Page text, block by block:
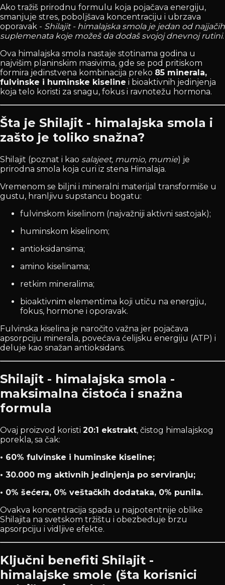
Ako tražiš prirodnu formulu koja pojačava energiju,
smanjuje stres, poboljšava koncentraciju i ubrzava
oporavak - Shilajit - himalajska smola je jedan od najjačih
suplemenata koje možeš da dodaš svojoj dnevnoj rutini.
Ova himalajska smola nastaje stotinama godina u
najvišim planinskim masivima, gde se pod pritiskom
formira jedinstvena kombinacija preko 85 minerala,
fulvinske i huminske kiseline i bioaktivnih jedinjenja
koja telo koristi za snagu, fokus i ravnotežu hormona.
Šta je Shilajit - himalajska smola i
zašto je toliko snažna?
Shilajit (poznat i kao salajeet, mumio, mumie) je
prirodna smola koja curi iz stena Himalaja.
Vremenom se biljni i mineralni materijal transformiše u
gustu, hranljivu supstancu bogatu:
fulvinskom kiselinom (najvažniji aktivni sastojak);
huminskom kiselinom;
antioksidansima;
amino kiselinama;
retkim mineralima;
bioaktivnim elementima koji utiču na energiju,
fokus, hormone i oporavak.
Fulvinska kiselina je naročito važna jer pojačava
apsorpciju minerala, povećava ćelijsku energiju (ATP) i
deluje kao snažan antioksidans.
Shilajit - himalajska smola -
maksimalna čistoća i snažna
formula
Ovaj proizvod koristi 20:1 ekstrakt, čistog himalajskog
porekla, sa čak:
• 60% fulvinske i huminske kiseline;
• 30.000 mg aktivnih jedinjenja po serviranju;
• 0% šećera, 0% veštačkih dodataka, 0% punila.
Ovakva koncentracija spada u najpotentnije oblike
Shilajita na svetskom tržištu i obezbeđuje brzu
apsorpciju i vidljive efekte.
Ključni benefiti Shilajit -
himalajske smole (šta korisnici